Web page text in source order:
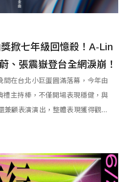
掀七年級回憶殺！A-Lin
、張震嶽登台全網淚崩！
間在台北小巨蛋圓滿落幕，今年由
禮主持棒，不僅開場表現穩健，與
兼顧表演演出，整體表現獲得觀眾